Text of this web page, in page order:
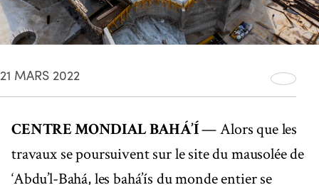
21 MARS 2022
CENTRE MONDIAL BAHÁ’Í— Alors que les
travaux se poursuivent sur le site du mausolée de
‘Abdu’l-Bahá, les bahá’ís du monde entier se